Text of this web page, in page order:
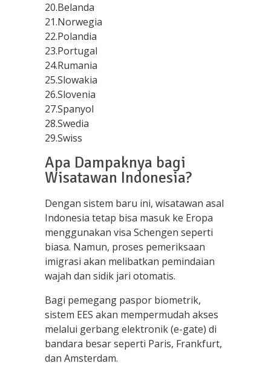
20.Belanda
21.Norwegia
22.Polandia
23.Portugal
24.Rumania
25.Slowakia
26.Slovenia
27.Spanyol
28.Swedia
29.Swiss
Apa Dampaknya bagi
Wisatawan Indonesia?
Dengan sistem baru ini, wisatawan asal
Indonesia tetap bisa masuk ke Eropa
menggunakan visa Schengen seperti
biasa. Namun, proses pemeriksaan
imigrasi akan melibatkan pemindaian
wajah dan sidik jari otomatis.
Bagi pemegang paspor biometrik,
sistem EES akan mempermudah akses
melalui gerbang elektronik (e-gate) di
bandara besar seperti Paris, Frankfurt,
dan Amsterdam.